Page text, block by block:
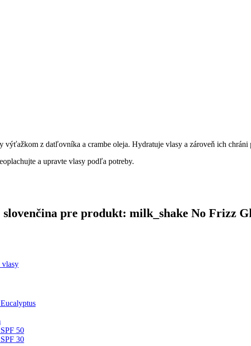
z datľovníka a crambe oleja. Hydratuje vlasy a zároveň ich chráni
a upravte vlasy podľa potreby.
pre produkt: milk_shake No Frizz
vlasy
50
30